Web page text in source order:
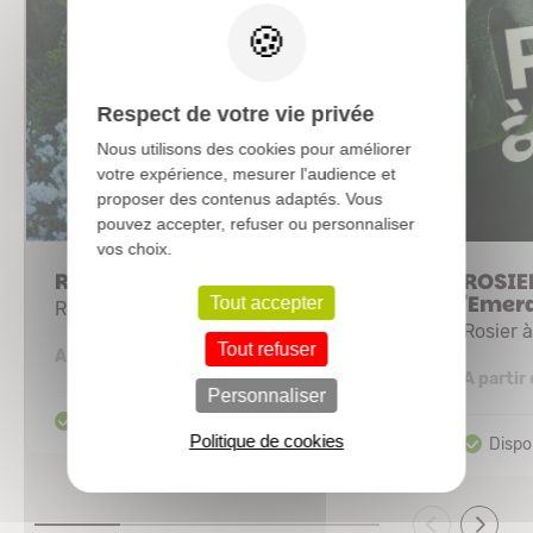
ROSIER 'Opalia'
Rosier paysager décorosier
A partir de 11,10 €
Rosier
A partir
Respect de votre vie privée
Nous utilisons des cookies pour améliorer
votre expérience, mesurer l'audience et
proposer des contenus adaptés. Vous
pouvez accepter, refuser ou personnaliser
vos choix.
Tout accepter
Tout refuser
Personnaliser
Politique de cookies